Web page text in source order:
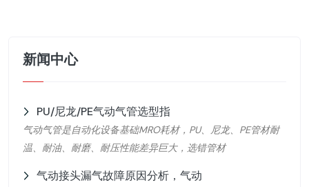
新闻中心
PU/尼龙/PE气动气管选型指
气动气管是自动化设备基础MRO耗材，PU、尼龙、PE管材耐
温、耐油、耐磨、耐压性能差异巨大，选错管材
气动接头漏气故障原因分析，气动